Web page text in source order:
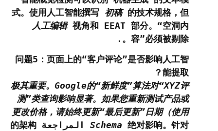
式。使用人工智能撰写 初稿的技术规格，但
人工编辑视角和 EEAT 部分。“空洞内
容”必须被剔除。.
问题5：页面上的“客户评论”是否影响人工智
能提取？
极其重要。Google的“新鲜度”算法对“XYZ评
测”类查询影响显著。如果您重新测试产品或
更改价格，请始终更新“最后更新”日期（使用
Schema 绝对影响。针对 المراجعة 的架构